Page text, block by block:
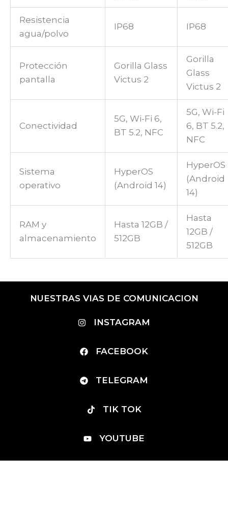
Resistencia
agua/polvo
IP68 IP68
Protección
pantalla
Gorilla Glass
Victus 2
Gorilla
Glass
Victus 2
Conectividad
5G, Wi-Fi 6,
BT 5.2, NFC
5G, Wi-Fi
6, BT 5.2,
NFC
Sistema
operativo
HyperOS
(Android 14)
HyperOS
(Android
14)
RAM y
almacenamiento
Hasta 12GB /
512GB
Hasta
12GB /
512GB
NUESTRAS VIAS DE COMUNICACION
INSTAGRAM
FACEBOOK
TELEGRAM
TIK TOK
YOUTUBE